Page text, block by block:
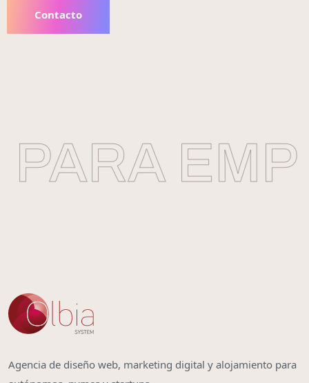
Contacto
Agencia de diseño web, marketing digital y alojamiento para